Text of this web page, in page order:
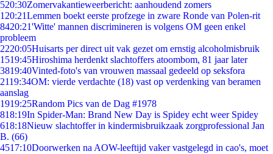
520:30Zomervakantieweerbericht: aanhoudend zomers
1 20:21Lemmen boekt eerste profzege in zware Ronde van Polen-rit
8420:21'Witte' mannen discrimineren is volgens OM geen enkel
probleem
2220:05Huisarts per direct uit vak gezet om ernstig alcoholmisbruik
1519:45Hiroshima herdenkt slachtoffers atoombom, 81 jaar later
3819:40Vinted-foto's van vrouwen massaal gedeeld op seksfora
2119:34OM: vierde verdachte (18) vast op verdenking van beramen
aanslag
1919:25Random Pics van de Dag #1978
818:19In Spider-Man: Brand New Day is Spidey echt weer Spidey
618:18Nieuw slachtoffer in kindermisbruikzaak zorgprofessional Jan
B. (66)
4517:10Doorwerken na AOW-leeftijd vaker vastgelegd in cao's, moet